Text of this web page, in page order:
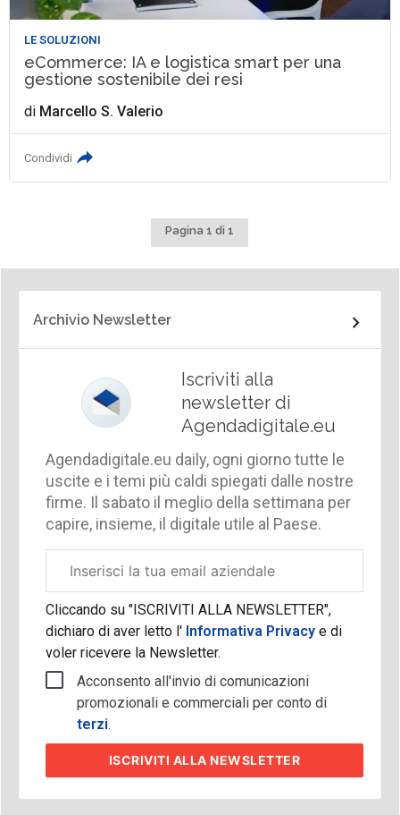
LE SOLUZIONI
eCommerce: IA e logistica smart per una
gestione sostenibile dei resi
di Marcello S. Valerio
Condividi
Pagina 1 di 1
Archivio Newsletter
Iscriviti alla
newsletter di
Agendadigitale.eu
Agendadigitale.eu daily, ogni giorno tutte le
uscite e i temi più caldi spiegati dalle nostre
firme. Il sabato il meglio della settimana per
capire, insieme, il digitale utile al Paese.
aziendale
Cliccando su "ISCRIVITI ALLA NEWSLETTER",
dichiaro di aver letto l'Informativa Privacy e di
voler ricevere la Newsletter.
Acconsento all'invio di comunicazioni
promozionali e commerciali per conto di
terzi.
ISCRIVITI ALLA NEWSLETTER